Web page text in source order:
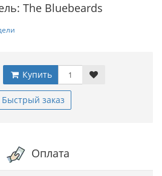
The Bluebeards
Купить
Быстрый заказ
Оплата